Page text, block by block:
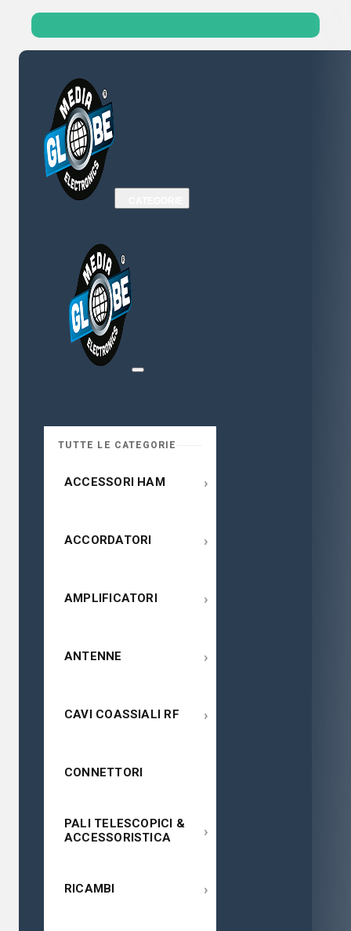
TUTTE LE CATEGORIE
ACCESSORI HAM ›
ACCORDATORI ›
AMPLIFICATORI ›
ANTENNE ›
CAVI COASSIALI RF ›
CONNETTORI
PALI TELESCOPICI &
ACCESSORISTICA
›
RICAMBI ›